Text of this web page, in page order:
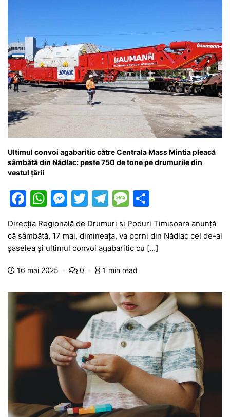
Ultimul convoi agabaritic către Centrala Mass Mintia pleacă
sâmbătă din Nădlac: peste 750 de tone pe drumurile din
vestul țării
F
a
c
e
b
o
o
k
W
h
at
s
A
p
M
s
s
e
n
g
er
T
itt
er
T
el
e
gr
a
M
s
s
a
g
e
ar
ta
je
ă
Direcția Regională de Drumuri și Poduri Timișoara anunță
că sâmbătă, 17 mai, dimineața, va porni din Nădlac cel de-al
șaselea și ultimul convoi agabaritic cu […]
16 mai 2025 0 1 min read